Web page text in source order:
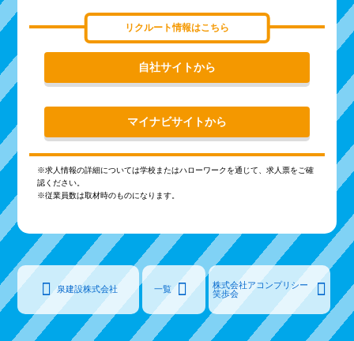
リクルート情報はこちら
自社サイトから
マイナビサイトから
※求人情報の詳細については学校またはハローワークを通じて、求人票をご確
認ください。
※従業員数は取材時のものになります。
泉建設株式会社 一覧
株式会社アコンプリシー
笑歩会